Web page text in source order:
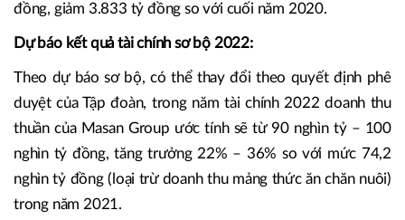
đồng, giảm 3.833 tỷ đồng so với cuối năm 2020.
Dự báo kết quả tài chính sơ bộ 2022:
Theo dự báo sơ bộ, có thể thay đổi theo quyết định phê
duyệt của Tập đoàn, trong năm tài chính 2022 doanh thu
thuần của Masan Group ước tính sẽ từ 90 nghìn tỷ – 100
nghìn tỷ đồng, tăng trưởng 22% – 36% so với mức 74,2
nghìn tỷ đồng (loại trừ doanh thu mảng thức ăn chăn nuôi)
trong năm 2021.